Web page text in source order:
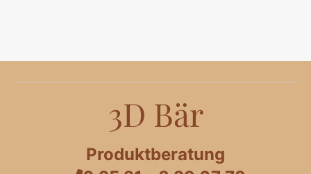
3D Bär
Produktberatung